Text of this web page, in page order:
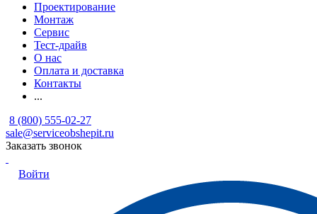
Проектирование
Монтаж
Сервис
Тест-драйв
О нас
Оплата и доставка
Контакты
...
8 (800) 555-02-27
sale@serviceobshepit.ru
Заказать звонок
Войти